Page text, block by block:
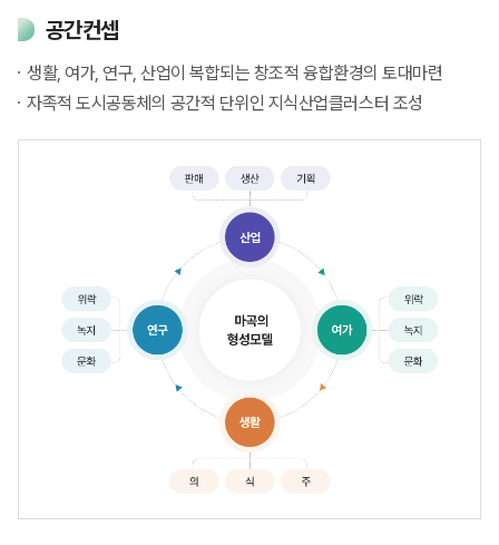
공간컨셉
생활, 여가, 연구, 산업이 복합되는 창조적 융합환경의 토대마련
자족적 도시공동체의 공간적 단위인 지식산업클러스터 조성